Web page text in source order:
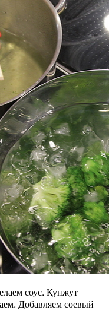
соус. Кунжут
Добавляем соевый